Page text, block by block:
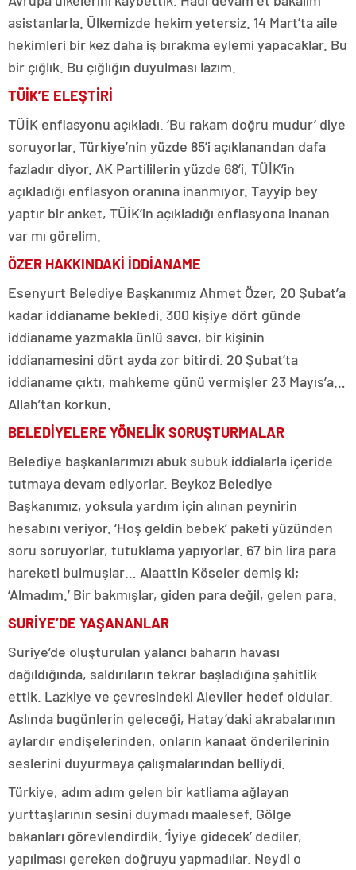
asistanlarla. Ülkemizde hekim yetersiz. 14 Mart’ta aile
hekimleri bir kez daha iş bırakma eylemi yapacaklar. Bu
bir çığlık. Bu çığlığın duyulması lazım.
TÜİK’E ELEŞTİRİ
TÜİK enflasyonu açıkladı. ‘Bu rakam doğru mudur’ diye
soruyorlar. Türkiye’nin yüzde 85’i açıklanandan dafa
fazladır diyor. AK Partililerin yüzde 68’i, TÜİK’in
açıkladığı enflasyon oranına inanmıyor. Tayyip bey
yaptır bir anket, TÜİK’in açıkladığı enflasyona inanan
var mı görelim.
ÖZER HAKKINDAKİ İDDİANAME
Esenyurt Belediye Başkanımız Ahmet Özer, 20 Şubat’a
kadar iddianame bekledi. 300 kişiye dört günde
iddianame yazmakla ünlü savcı, bir kişinin
iddianamesini dört ayda zor bitirdi. 20 Şubat’ta
iddianame çıktı, mahkeme günü vermişler 23 Mayıs’a…
Allah’tan korkun.
BELEDİYELERE YÖNELİK SORUŞTURMALAR
Belediye başkanlarımızı abuk subuk iddialarla içeride
tutmaya devam ediyorlar. Beykoz Belediye
Başkanımız, yoksula yardım için alınan peynirin
hesabını veriyor. ‘Hoş geldin bebek’ paketi yüzünden
soru soruyorlar, tutuklama yapıyorlar. 67 bin lira para
hareketi bulmuşlar… Alaattin Köseler demiş ki;
‘Almadım.’ Bir bakmışlar, giden para değil, gelen para.
SURİYE’DE YAŞANANLAR
Suriye’de oluşturulan yalancı baharın havası
dağıldığında, saldırıların tekrar başladığına şahitlik
ettik. Lazkiye ve çevresindeki Aleviler hedef oldular.
Aslında bugünlerin geleceği, Hatay’daki akrabalarının
aylardır endişelerinden, onların kanaat önderilerinin
seslerini duyurmaya çalışmalarından belliydi.
Türkiye, adım adım gelen bir katliama ağlayan
yurttaşlarının sesini duymadı maalesef. Gölge
bakanları görevlendirdik. ‘İyiye gidecek’ dediler,
yapılması gereken doğruyu yapmadılar. Neydi o